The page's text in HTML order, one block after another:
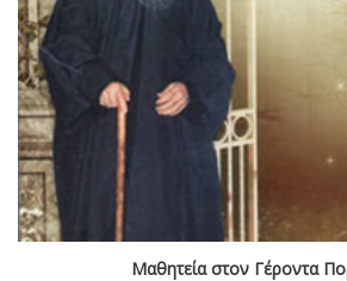
Μαθητεία στον Γέροντα